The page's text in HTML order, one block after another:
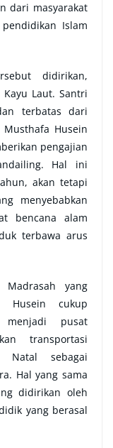
dari masyarakat
Islam
didirikan,
Laut. Santri
terbatas dari
Musthafa Husein
pengajian
Hal ini
akan tetapi
menyebabkan
bencana alam
terbawa arus
yang
Husein cukup
pusat
transportasi
Natal sebagai
Hal yang sama
didirikan oleh
yang berasal